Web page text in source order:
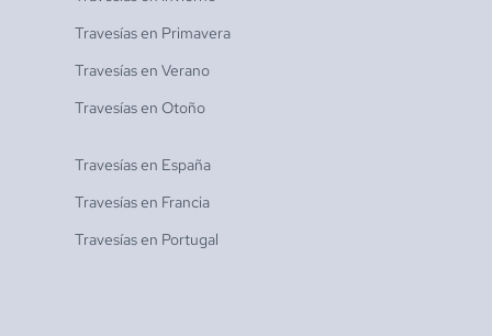
Travesías en Primavera
Travesías en Verano
Travesías en Otoño
Travesías en España
Travesías en Francia
Travesías en Portugal